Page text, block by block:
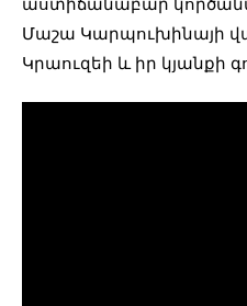
Մաշա Կարպուխինայի
Կրաուզեի և իր կյանքի